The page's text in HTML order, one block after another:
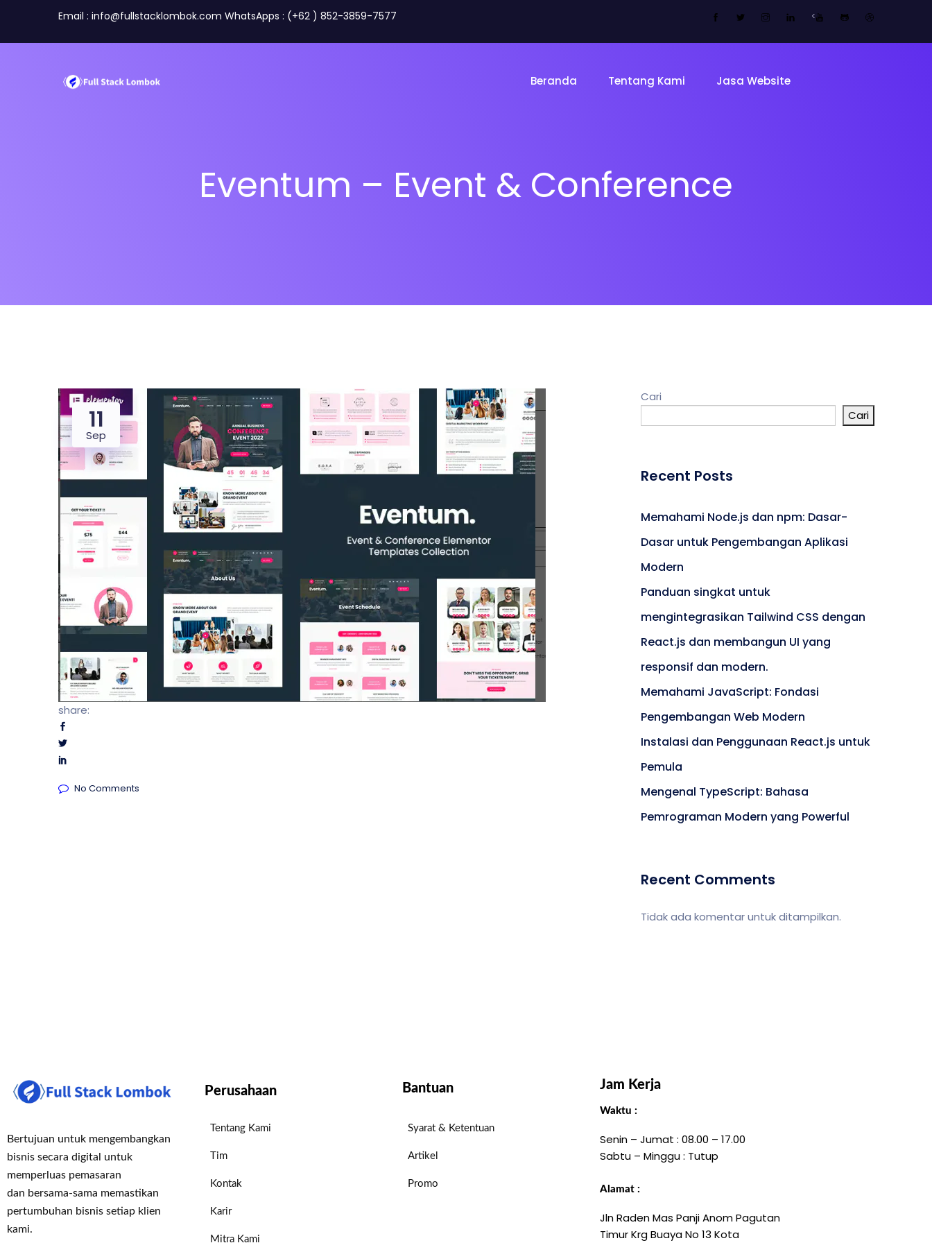
Email : info@fullstacklombok.com WhatsApps : (+62 ) 852-3859-7577 <
Beranda Tentang Kami
Mitra
Jasa Website
Dealer Property Kuliner Umroh Portal Berita
Eventum – Event & Conference
11
Sep
share:
No Comments
Cari
Cari
Recent Posts
Memahami Node.js dan npm: Dasar-
Dasar untuk Pengembangan Aplikasi
Modern
Panduan singkat untuk
mengintegrasikan Tailwind CSS dengan
React.js dan membangun UI yang
responsif dan modern.
Memahami JavaScript: Fondasi
Pengembangan Web Modern
Instalasi dan Penggunaan React.js untuk
Pemula
Mengenal TypeScript: Bahasa
Pemrograman Modern yang Powerful
Recent Comments
Tidak ada komentar untuk ditampilkan.
Bertujuan untuk mengembangkan
bisnis secara digital untuk
memperluas pemasaran
dan bersama-sama memastikan
pertumbuhan bisnis setiap klien
kami.
Perusahaan
Tentang Kami
Tim
Kontak
Karir
Mitra Kami
Bantuan
Syarat & Ketentuan
Artikel
Promo
Jam Kerja
Waktu :
Senin – Jumat : 08.00 – 17.00
Sabtu – Minggu : Tutup
Alamat :
Jln Raden Mas Panji Anom Pagutan
Timur Krg Buaya No 13 Kota